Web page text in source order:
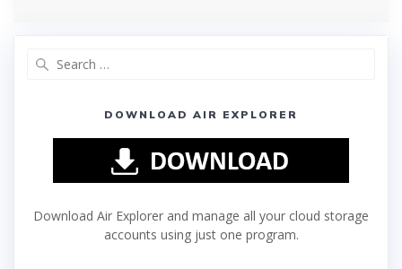
DOWNLOAD AIR EXPLORER
Download Air Explorer and manage all your cloud storage
accounts using just one program.